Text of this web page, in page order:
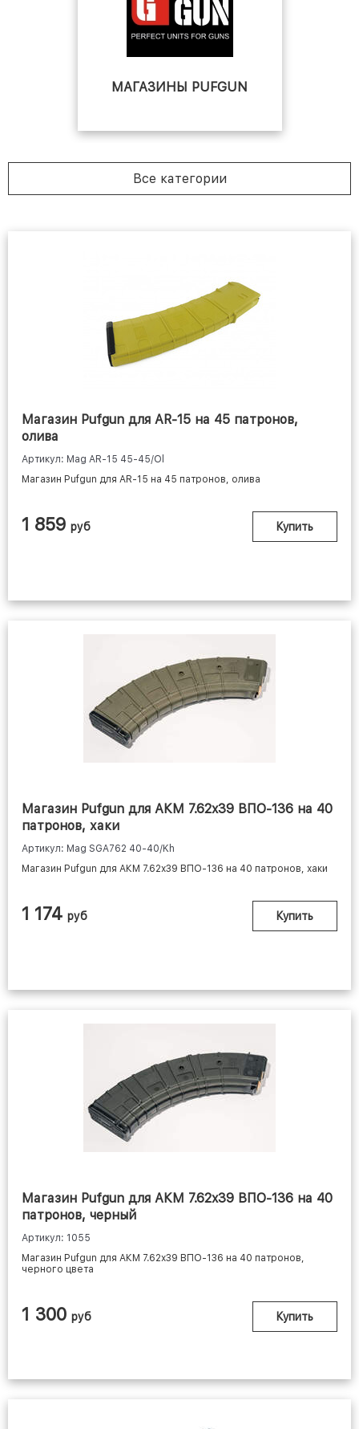
МАГАЗИНЫ PUFGUN
МАГАЗИНЫ С.К.О.С.
МАГАЗИНЫ НА ВЕПРЬ,
Все категории
Магазин Pufgun для AR-15 на 45 патронов,
олива
Артикул: Mag AR-15 45-45/Ol
Магазин Pufgun для AR-15 на 45 патронов, олива
1 859 руб Купить
Магазин Pufgun для АКМ 7.62x39 ВПО-136 на 40
патронов, хаки
Артикул: Mag SGA762 40-40/Kh
Магазин Pufgun для АКМ 7.62x39 ВПО-136 на 40 патронов, хаки
1 174 руб Купить
Магазин Pufgun для АКМ 7.62x39 ВПО-136 на 40
патронов, черный
Артикул: 1055
Магазин Pufgun для АКМ 7.62x39 ВПО-136 на 40 патронов,
черного цвета
1 300 руб Купить